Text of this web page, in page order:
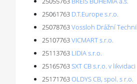
25061763 D.T.Europe s.r.o.
25078763Vossloh Drážní
25107763VICMART s.r.o.
25113763 LIDIA s.r.o.
25165763SXT CB s.r.o. v likvidaci
25171763OLDYS CB, spol. s r.o.